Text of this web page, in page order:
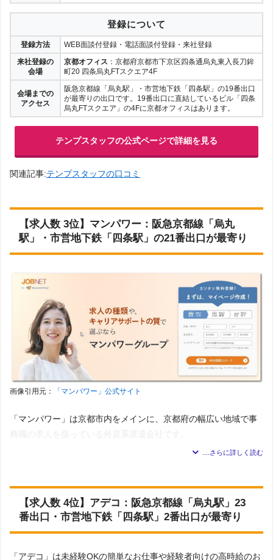
登録について
登録方法
WEB面談付登録・電話面談付登録・来社登録
来社登録の
会場
京都オフィス ：京都府京都市下京区四条通烏丸東入長刀鉾
町20 四条烏丸FTスクエア4F
会場までの
アクセス
阪急京都線「烏丸駅」・市営地下鉄「四条駅」の19番出口
が最寄りの出口です。19番出口に直結しているビル「四条
烏丸FTスクエア」の4Fに京都オフィスはあります。
テンプスタッフの公式ページで詳細を見る
関連記事:テンプスタッフの口コミ
【求人数 3位】マンパワー：阪急京都線「烏丸
駅」・市営地下鉄「四条駅」の21番出口が最寄り
画像引用元： 「マンパワー」公式サイト
「マンパワー」は京都市内をメインに、京都府の幅広い地域で事
務職の求人を扱っている外資系派遣会社です。
在宅勤務あり・車通勤OKの求人や駅チカの求人が多いので、公共
交通機関の利用が難しい地域の方も駅の近くに住んでいる方も安
心です。
【求人数 4位】アデコ：阪急京都線「烏丸駅」23
番出口・市営地下鉄「四条駅」2番出口が最寄り
「アデコ」は未経験OKの簡単なお仕事や経験者向けの高時給のお